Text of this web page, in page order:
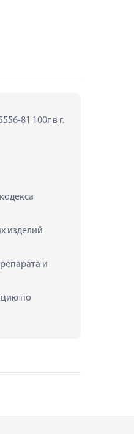
81 100г в г.
изделий
и
по